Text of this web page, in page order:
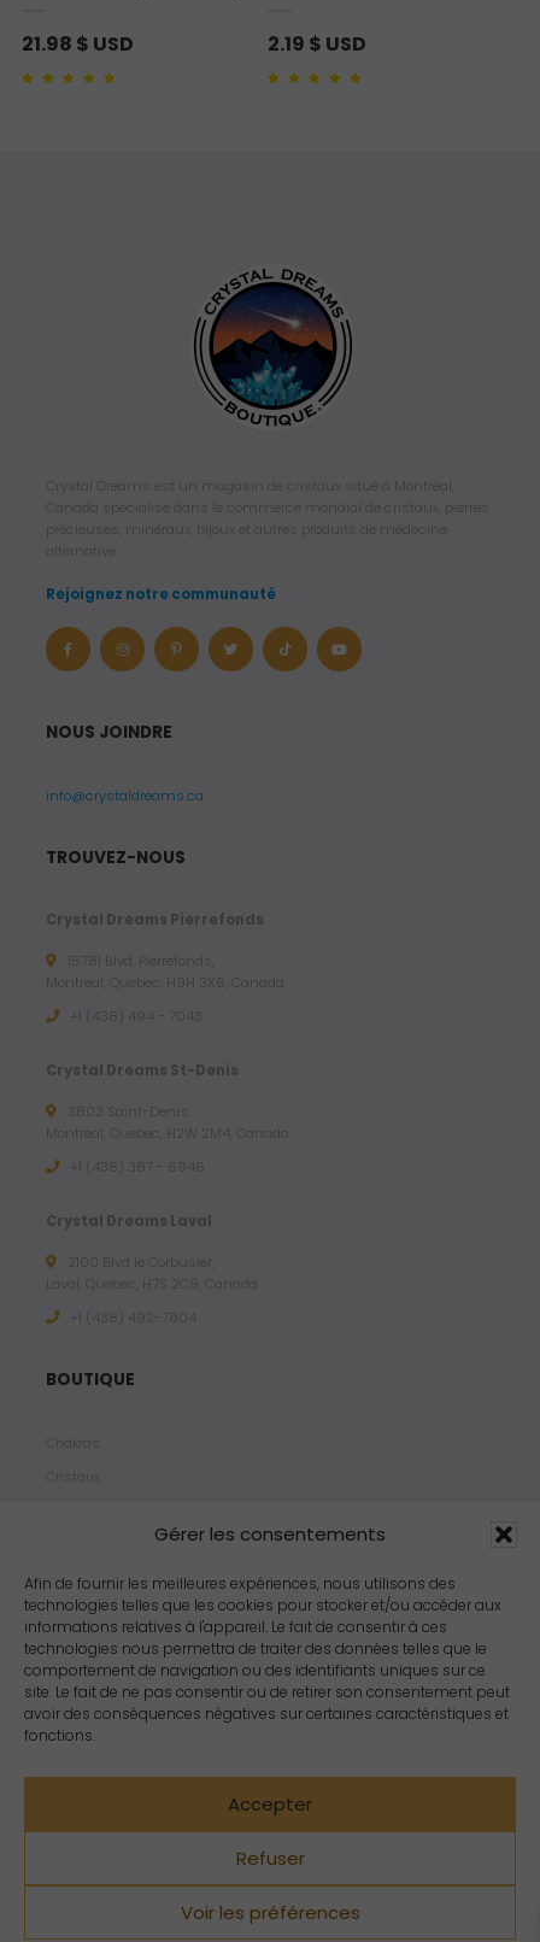
Gérer les consentements
Afin de fournir les meilleures expériences, nous utilisons des
technologies telles que les cookies pour stocker et/ou accéder aux
informations relatives à l'appareil. Le fait de consentir à ces
technologies nous permettra de traiter des données telles que le
comportement de navigation ou des identifiants uniques sur ce
site. Le fait de ne pas consentir ou de retirer son consentement peut
avoir des conséquences négatives sur certaines caractéristiques et
fonctions.
Accepter
Refuser
Voir les préférences
21.98 $ USD 2.19 $ USD
Crystal Dreams est un magasin de cristaux situé à Montréal,
Canada spécialisé dans le commerce mondial de cristaux, pierres
précieuses, minéraux, bijoux et autres produits de médecine
alternative.
Rejoignez notre communauté
NOUS JOINDRE
info@crystaldreams.ca
TROUVEZ-NOUS
Crystal Dreams Pierrefonds
15781 Blvd. Pierrefonds,
Montreal, Quebec, H9H 3X6, Canada
+1 (438) 494 - 7043
Crystal Dreams St-Denis
3803 Saint-Denis,
Montreal, Quebec, H2W 2M4, Canada
+1 (438) 387 - 6946
Crystal Dreams Laval
2100 Blvd le Corbusier,
Laval, Quebec, H7S 2C9, Canada
+1 ‪(438) 492-7804‬
BOUTIQUE
Chakras
Cristaux
Propriétés
Arômes
Zodiacs